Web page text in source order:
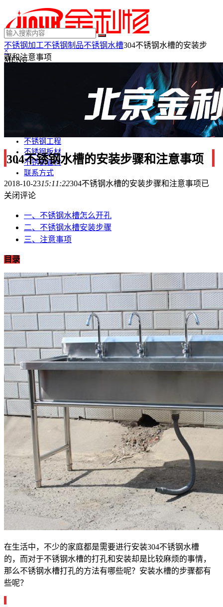
×
MENU
不锈钢踢脚线
不锈钢电梯门套
不锈钢工程
不锈钢板材
不锈钢管材
联系方式
不锈钢加工不锈钢制品不锈钢水槽304不锈钢水槽的安装步
骤和注意事项
304不锈钢水槽的安装步骤和注意事项
2018-10-2315:11:22304不锈钢水槽的安装步骤和注意事项已
关闭评论
一、不锈钢水槽怎么开孔
二、不锈钢水槽安装步骤
三、注意事项
目录
在生活中，不少的家庭都是需要进行安装304不锈钢水槽
的，而对于不锈钢水槽的打孔和安装却是比较麻烦的事情，
那么不锈钢水槽打孔的方法有哪些呢？安装水槽的步骤都有
些呢？